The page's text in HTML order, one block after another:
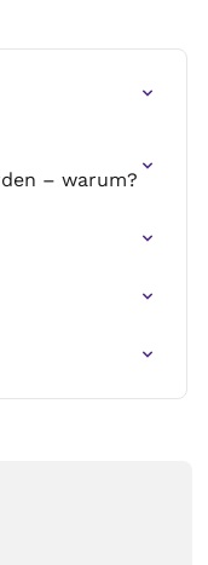
– warum?